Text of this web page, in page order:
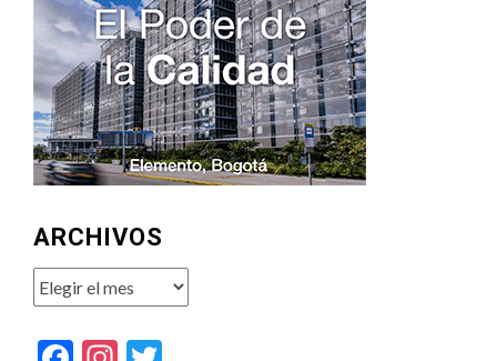
ARCHIVOS
Archivos